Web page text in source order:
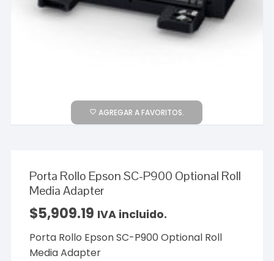
AGREGAR A FAVORITOS.
Porta Rollo Epson SC-P900 Optional Roll
Media Adapter
$5,909.19 IVA incluido.
Porta Rollo Epson SC-P900 Optional Roll
Media Adapter